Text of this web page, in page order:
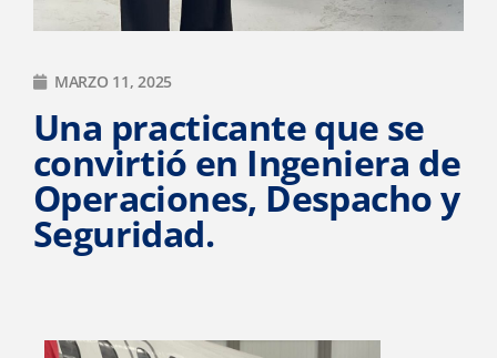
MARZO 11, 2025
Una practicante que se
convirtió en Ingeniera de
Operaciones, Despacho y
Seguridad.